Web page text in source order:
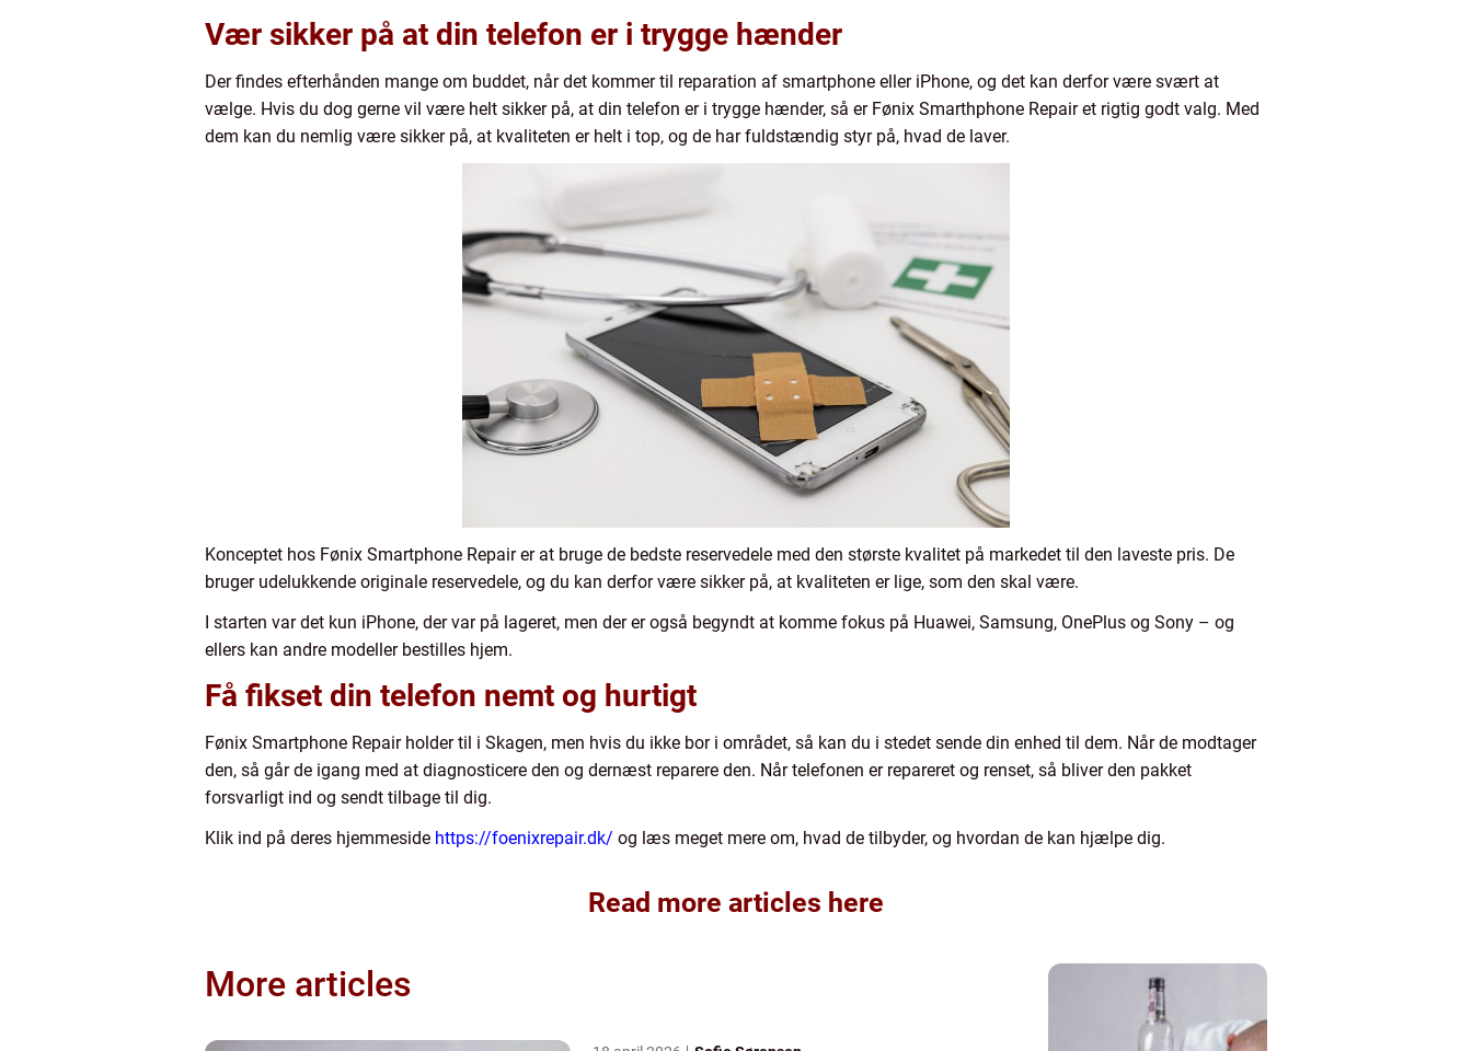
Vær sikker på at din telefon er i trygge hænder
Der findes efterhånden mange om buddet, når det kommer til reparation af smartphone eller iPhone, og det kan derfor være svært at
vælge. Hvis du dog gerne vil være helt sikker på, at din telefon er i trygge hænder, så er Fønix Smarthphone Repair et rigtig godt valg. Med
dem kan du nemlig være sikker på, at kvaliteten er helt i top, og de har fuldstændig styr på, hvad de laver.
Konceptet hos Fønix Smartphone Repair er at bruge de bedste reservedele med den største kvalitet på markedet til den laveste pris. De
bruger udelukkende originale reservedele, og du kan derfor være sikker på, at kvaliteten er lige, som den skal være.
I starten var det kun iPhone, der var på lageret, men der er også begyndt at komme fokus på Huawei, Samsung, OnePlus og Sony – og
ellers kan andre modeller bestilles hjem.
Få fikset din telefon nemt og hurtigt
Fønix Smartphone Repair holder til i Skagen, men hvis du ikke bor i området, så kan du i stedet sende din enhed til dem. Når de modtager
den, så går de igang med at diagnosticere den og dernæst reparere den. Når telefonen er repareret og renset, så bliver den pakket
forsvarligt ind og sendt tilbage til dig.
Klik ind på deres hjemmeside https://foenixrepair.dk/ og læs meget mere om, hvad de tilbyder, og hvordan de kan hjælpe dig.
Read more articles here
More articles